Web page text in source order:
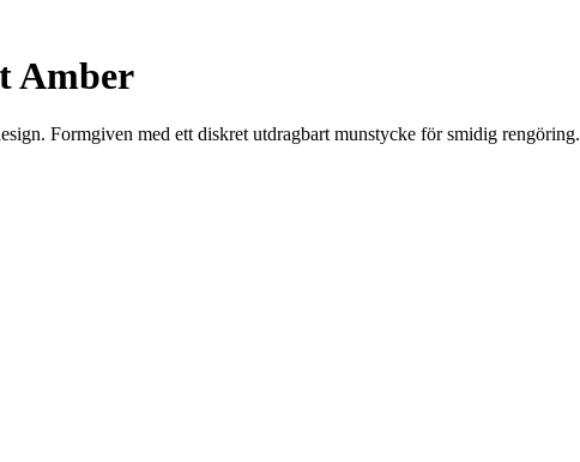
Amber
Formgiven med ett diskret utdragbart munstycke för smidig rengöring.